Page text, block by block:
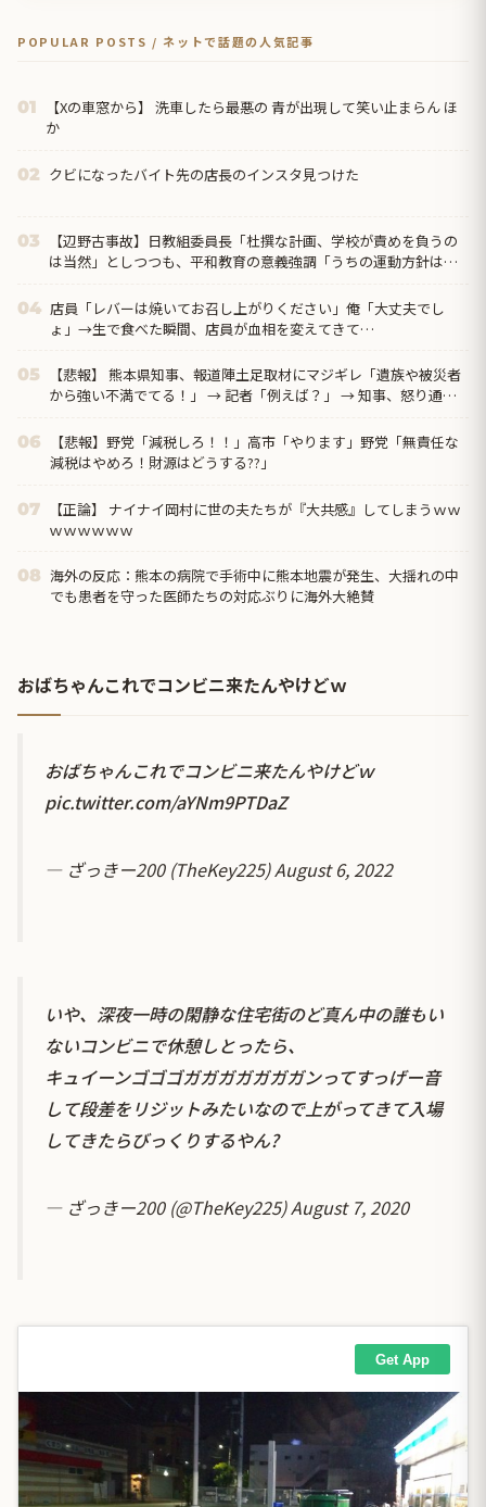
POPULAR POSTS / ネットで話題の人気記事
01
【Xの車窓から】 洗車したら最悪の 青が出現して笑い止まらん ほ
か
02 クビになったバイト先の店長のインスタ見つけた
03
【辺野古事故】日教組委員長「杜撰な計画、学校が責めを負うの
は当然」としつつも、平和教育の意義強調「うちの運動方針は極
04 店員「レバーは焼いてお召し上がりください」俺「大丈夫でし
ょ」→生で食べた瞬間、店員が血相を変えてきて…
05
【悲報】 熊本県知事、報道陣土足取材にマジギレ「遺族や被災者
から強い不満でてる！」 → 記者「例えば？」 → 知事、怒り通り
06
【悲報】野党「減税しろ！！」高市「やります」野党「無責任な
減税はやめろ！財源はどうする??」
07
【正論】 ナイナイ岡村に世の夫たちが『大共感』してしまうｗｗ
ｗｗｗｗｗｗ
08 海外の反応：熊本の病院で手術中に熊本地震が発生、大揺れの中
でも患者を守った医師たちの対応ぶりに海外大絶賛
おばちゃんこれでコンビニ来たんやけどｗ
おばちゃんこれでコンビニ来たんやけどｗ
pic.twitter.com/aYNm9PTDaZ
— ざっきー200 (TheKey225)August 6, 2022
いや、深夜一時の閑静な住宅街のど真ん中の誰もい
ないコンビニで休憩しとったら、
キュイーンゴゴゴガガガガガガガンってすっげー音
して段差をリジットみたいなので上がってきて入場
してきたらびっくりするやん?
— ざっきー200 (@TheKey225)August 7, 2020